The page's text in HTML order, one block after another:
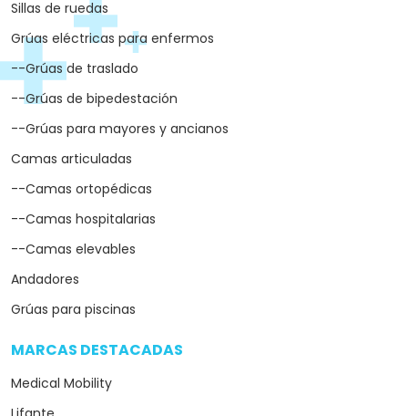
Sillas de ruedas
Grúas eléctricas para enfermos
--Grúas de traslado
--Grúas de bipedestación
--Grúas para mayores y ancianos
Camas articuladas
--Camas ortopédicas
--Camas hospitalarias
--Camas elevables
Andadores
Grúas para piscinas
MARCAS DESTACADAS
Medical Mobility